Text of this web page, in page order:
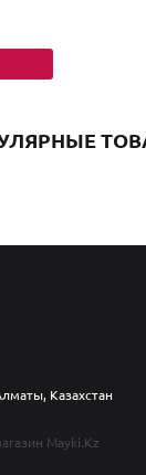
Казахстан
Mayki.Kz